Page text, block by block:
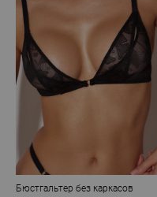
Бюстгальтер без каркасов